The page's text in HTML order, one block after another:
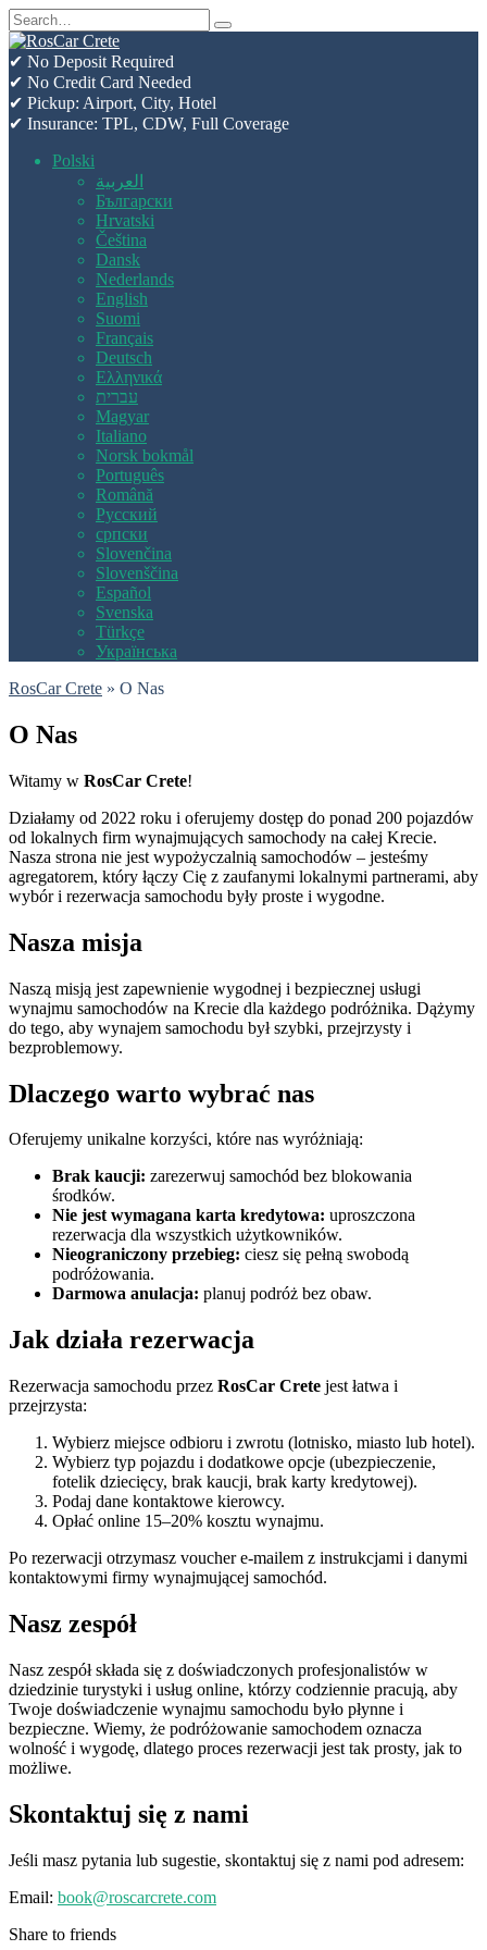
Skip
to
content
Search
for:
✔ No Deposit Required
✔ No Credit Card Needed
✔ Pickup: Airport, City, Hotel
✔ Insurance: TPL, CDW, Full Coverage
Polski
العربية
Български
Hrvatski
Čeština
Dansk
Nederlands
English
Suomi
Français
Deutsch
Ελληνικά
עברית
Magyar
Italiano
Norsk bokmål
Português
Română
Русский
српски
Slovenčina
Slovenščina
Español
Svenska
Türkçe
Українська
RosCar Crete » O Nas
O Nas
Witamy w RosCar Crete!
Działamy od 2022 roku i oferujemy dostęp do ponad 200 pojazdów
od lokalnych firm wynajmujących samochody na całej Krecie.
Nasza strona nie jest wypożyczalnią samochodów – jesteśmy
agregatorem, który łączy Cię z zaufanymi lokalnymi partnerami, aby
wybór i rezerwacja samochodu były proste i wygodne.
Nasza misja
Naszą misją jest zapewnienie wygodnej i bezpiecznej usługi
wynajmu samochodów na Krecie dla każdego podróżnika. Dążymy
do tego, aby wynajem samochodu był szybki, przejrzysty i
bezproblemowy.
Dlaczego warto wybrać nas
Oferujemy unikalne korzyści, które nas wyróżniają:
Brak kaucji: zarezerwuj samochód bez blokowania
środków.
Nie jest wymagana karta kredytowa: uproszczona
rezerwacja dla wszystkich użytkowników.
Nieograniczony przebieg: ciesz się pełną swobodą
podróżowania.
Darmowa anulacja: planuj podróż bez obaw.
Jak działa rezerwacja
Rezerwacja samochodu przez RosCar Crete jest łatwa i
przejrzysta:
Wybierz miejsce odbioru i zwrotu (lotnisko, miasto lub hotel).
Wybierz typ pojazdu i dodatkowe opcje (ubezpieczenie,
fotelik dziecięcy, brak kaucji, brak karty kredytowej).
Podaj dane kontaktowe kierowcy.
Opłać online 15–20% kosztu wynajmu.
Po rezerwacji otrzymasz voucher e-mailem z instrukcjami i danymi
kontaktowymi firmy wynajmującej samochód.
Nasz zespół
Nasz zespół składa się z doświadczonych profesjonalistów w
dziedzinie turystyki i usług online, którzy codziennie pracują, aby
Twoje doświadczenie wynajmu samochodu było płynne i
bezpieczne. Wiemy, że podróżowanie samochodem oznacza
wolność i wygodę, dlatego proces rezerwacji jest tak prosty, jak to
możliwe.
Skontaktuj się z nami
Jeśli masz pytania lub sugestie, skontaktuj się z nami pod adresem:
Email: book@roscarcrete.com
Share to friends